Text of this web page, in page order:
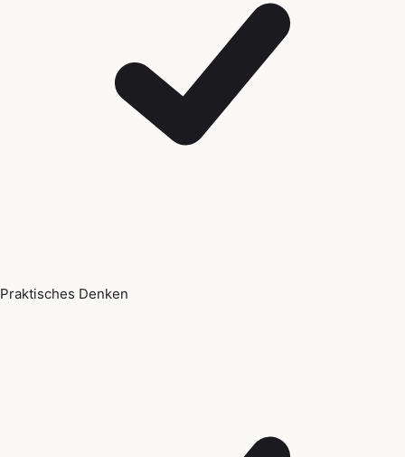
Praktisches Denken